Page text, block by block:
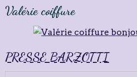
Valérie coiffure
PRESSE BARZOTTI